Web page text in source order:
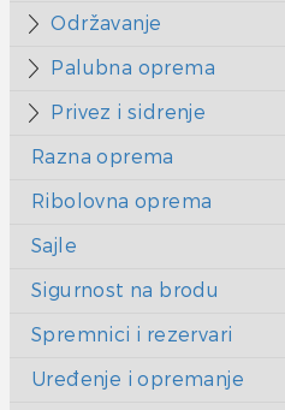
Održavanje
Palubna oprema
Privez i sidrenje
Razna oprema
Ribolovna oprema
Sajle
Sigurnost na brodu
Spremnici i rezervari
Uređenje i opremanje